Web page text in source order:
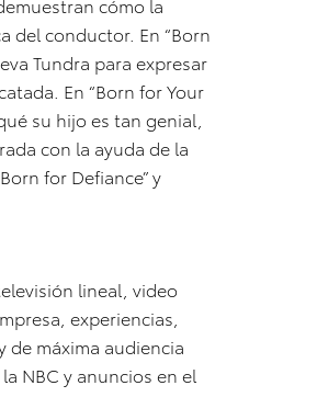
del conductor. En “Born
Tundra para expresar
En “Born for Your
su hijo es tan genial,
con la ayuda de la
for Defiance” y
lineal, video
experiencias,
de máxima audiencia
NBC y anuncios en el